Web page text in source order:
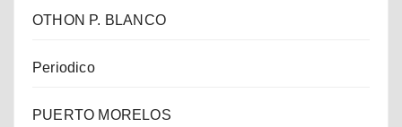
OTHON P. BLANCO
Periodico
PUERTO MORELOS